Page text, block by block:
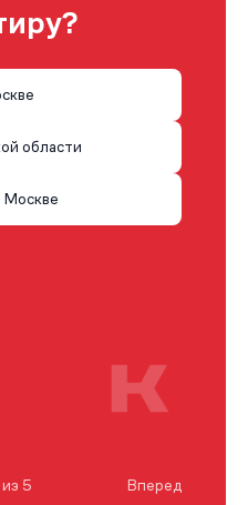
области
Москве
5 Вперед